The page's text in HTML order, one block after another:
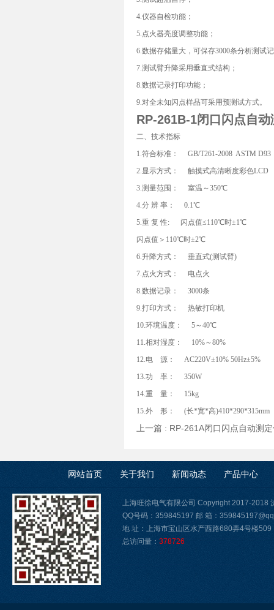
4.仪器自检功能；
5.点火器亮度调整功能；
6.数据存储量大，可保存3000条分析测试
7.测试臂升降采用垂直式结构；
8.数据记录打印功能；
9.对全未知闪点样品可采用预测试方式。
RP-261B-1闭口闪点自动
二、技术指标
1.符合标准： GB/T261-2008 ASTM D93
2.显示方式： 触摸式高清晰度彩色LCD
3.测量范围： 室温～350℃
4.分 辨 率： 0.1℃
5.重 复 性: 闪点值≤110℃时±1℃
闪点值＞110℃时±2℃
6.升降方式： 垂直式(测试臂)
7.点火方式： 电点火
8.数据记录： 3000条
9.打印方式： 热敏打印机
10.环境温度： 5～40℃
11.相对湿度： 10%～80%
12.电 源： AC220V±10% 50Hz±5%
13.功 率： 350W
14.重 量： 15kg
15.外 形： (长*宽*高)410*290*315mm
上一篇 : RP-261A闭口闪点自动测
网站首页 关于我们 新闻动态 产品中心
上海旺徐电气有限公司 Copyright 2017-2018
QQ号码：359845197 邮 箱：
地 址：上海市宝山区水产西路680弄4号楼509
总访问量： 378726